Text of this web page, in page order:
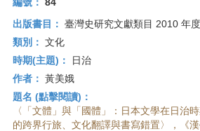
出版書目： 臺灣史研究文獻類目 2010 年度
類別： 文化
時期(主題)：
日治
作者： 黃美娥
題名 (點擊閱讀)：
〈「文體」與「國體」：日本文學在日治
的跨界行旅、文化翻譯與書寫錯置〉，《漢